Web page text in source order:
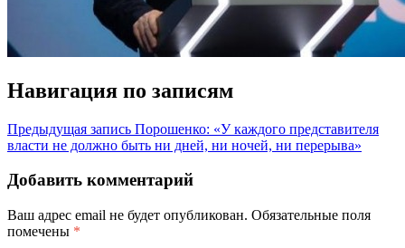
Навигация по записям
Предыдущая запись Порошенко: «У каждого представителя
власти не должно быть ни дней, ни ночей, ни перерыва»
Добавить комментарий
Ваш адрес email не будет опубликован. Обязательные поля
помечены *